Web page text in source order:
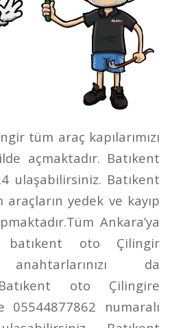
tüm araç kapılarımızı
açmaktadır. Batıkent
ulaşabilirsiniz. Batıkent
yedek ve kayıp
Ankara’ya
batıkent oto Çilingir
anahtarlarınızı da
oto Çilingire
05544877862 numaralı